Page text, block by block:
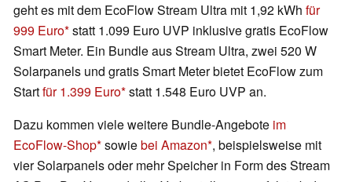
geht es mit dem EcoFlow Stream Ultra mit 1,92 kWh für
999 Euro statt 1.099 Euro UVP inklusive gratis EcoFlow
Smart Meter. Ein Bundle aus Stream Ultra, zwei 520 W
Solarpanels und gratis Smart Meter bietet EcoFlow zum
Startfür 1.399 Euro statt 1.548 Euro UVP an.
Dazu kommen viele weitere Bundle-Angebote im
EcoFlow-Shop sowiebei Amazon , beispielsweise mit
vier Solarpanels oder mehr Speicher in Form des Stream